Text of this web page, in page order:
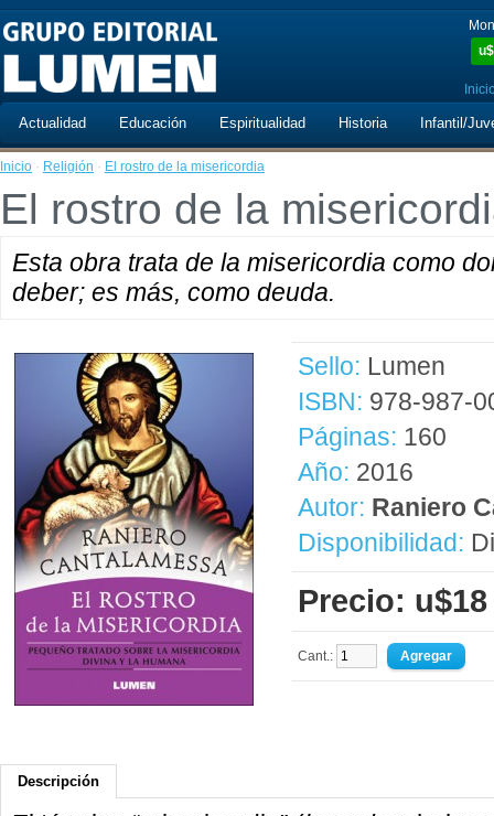
u$
Actualidad Educación Espiritualidad Historia Infantil/
Inicio · Religión · El rostro de la misericordia
El rostro de la
Esta obra trata de la misericordia como
deber; es más, como deuda.
Sello: Lumen
ISBN: 978-987-
Páginas: 160
Año: 2016
Autor: Raniero
Disponibilidad:
Precio: u$18
Cant.:
Descripción